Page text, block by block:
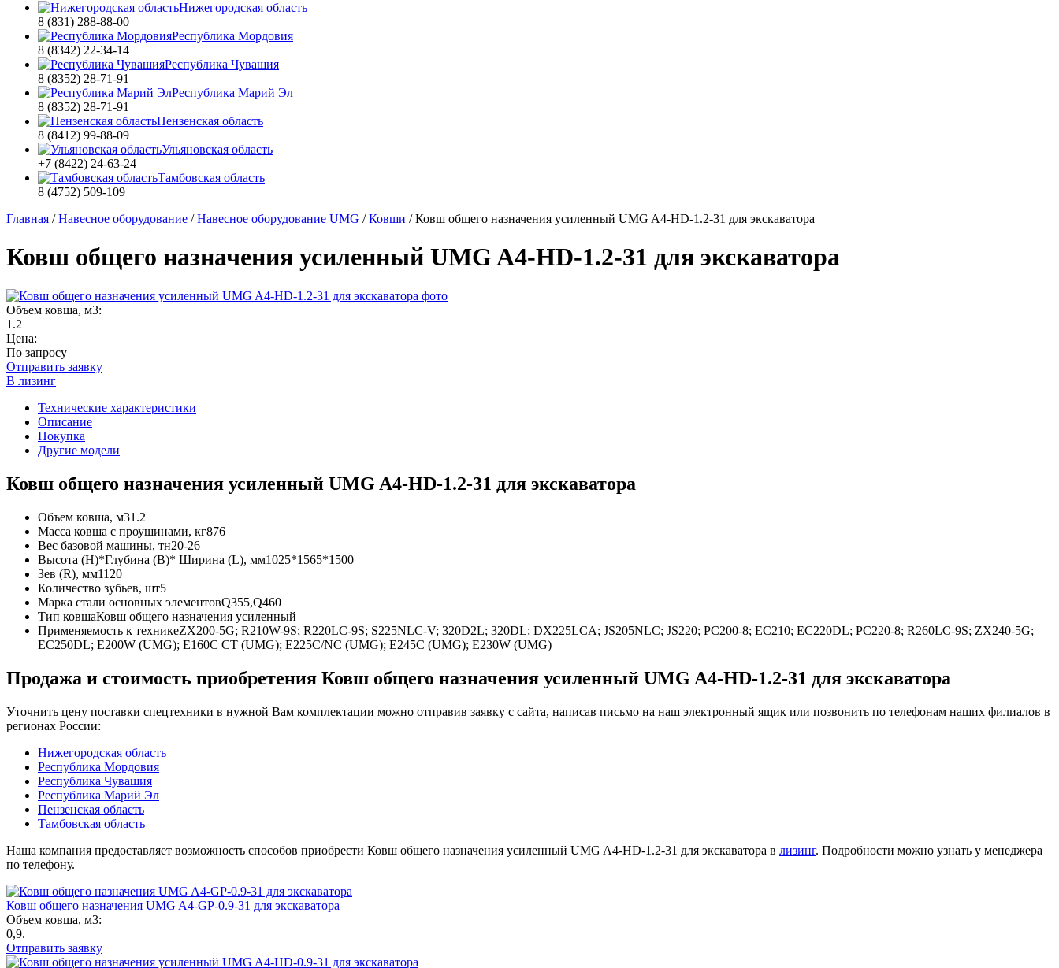
Нижегородская область
8 (831) 288-88-00
Республика Мордовия
8 (8342) 22-34-14
Республика Чувашия
8 (8352) 28-71-91
Республика Марий Эл
8 (8352) 28-71-91
Пензенская область
8 (8412) 99-88-09
Ульяновская область
+7 (8422) 24-63-24
Тамбовская область
8 (4752) 509-109
Главная /Навесное оборудование /Навесное оборудование UMG /Ковши /Ковш общего назначения усиленный UMG A4-HD-1.2-31 для экскаватора
Ковш общего назначения усиленный UMG A4-HD-1.2-31 для экскаватора
Объем ковша, м3:
1.2
Цена:
По запросу
Отправить заявку
В лизинг
Технические характеристики
Описание
Покупка
Другие модели
Ковш общего назначения усиленный UMG A4-HD-1.2-31 для экскаватора
Объем ковша, м31.2
Масса ковша с проушинами, кг876
Вес базовой машины, тн20-26
Высота (H)*Глубина (B)* Ширина (L), мм1025*1565*1500
Зев (R), мм1120
Количество зубьев, шт5
Марка стали основных элементовQ355,Q460
Тип ковшаКовш общего назначения усиленный
Применяемость к техникеZX200-5G; R210W-9S; R220LC-9S; S225NLC-V; 320D2L; 320DL; DX225LCA; JS205NLC; JS220; PC200-8; EC210; EC220DL; PC220-8; R260LC-9S; ZX240-5G;
EC250DL; E200W (UMG); E160С СТ (UMG); E225С/NC (UMG); E245С (UMG); E230W (UMG)
Продажа и cтоимость приобретения Ковш общего назначения усиленный UMG A4-HD-1.2-31 для экскаватора
Уточнить цену поставки спецтехники в нужной Вам комплектации можно отправив заявку с сайта, написав письмо на наш электронный ящик или позвонить по телефонам наших филиалов в
регионах России:
Нижегородская область
Республика Мордовия
Республика Чувашия
Республика Марий Эл
Пензенская область
Тамбовская область
Наша компания предоставляет возможность способов приобрести Ковш общего назначения усиленный UMG A4-HD-1.2-31 для экскаватора в лизинг. Подробности можно узнать у менеджера
по телефону.
Ковш общего назначения UMG A4-GP-0.9-31 для экскаватора
Объем ковша, м3:
0,9.
Отправить заявку